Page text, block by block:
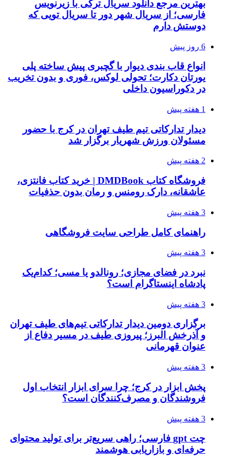
بهترین مرجع دانلود سریال ترکی با زیرنویس
فارسی؛ از سریال شهر دور تا سریال تویی که
دوستش دارم
6 روز پیش
انواع قاب بندی دیوار با گچبری پیش ساخته پلی
یورتان دکارت؛ تحولی لوکس، فوری و بدون تخریب
در دکوراسیون داخلی
1 هفته پیش
دیدار تدارکاتی تیم طیف تهران در کرج با حضور
مسئولان ورزش شهریار برگزار شد
2 هفته پیش
فروشگاه کتاب DMDBook | خرید کتاب فانتزی،
عاشقانه، دارک رومنس و رمان بدون حذفیات
3 هفته پیش
راهنمای کامل طراحی سایت فروشگاهی
3 هفته پیش
نبرد در فضای مجازی؛ رونالدو یا مسی؛ کدام‌یک
پادشاه اینستاگرام است؟
3 هفته پیش
برگزاری دومین دیدار تدارکاتی تیم‌های طیف تهران
و آذرخش البرز؛ پیروزی طیف در مسیر دفاع از
عنوان قهرمانی
3 هفته پیش
پخش ابزار در کرج؛ چرا سرای ابزار انتخاب اول
فروشندگان و مصرف‌کنندگان است؟
3 هفته پیش
چت gpt فارسی؛ راهی سریع‌تر برای تولید محتوای
حرفه‌ای و بازاریابی هوشمند